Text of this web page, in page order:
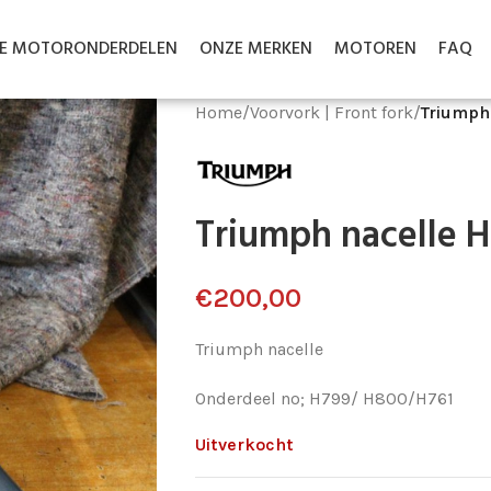
MOTORONDERDELEN ONZE MERKEN MOTOREN FAQ
Home/Voorvork | Front fork/
Triumph nacelle
€200,00
Triumph nacelle
Onderdeel no; H799/ H800/H761
Uitverkocht